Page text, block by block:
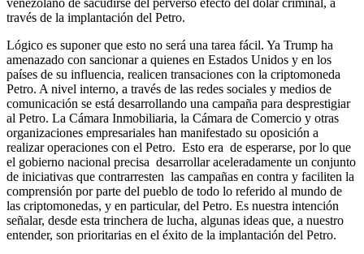
través de la implantación del Petro.
Lógico es suponer que esto no será una tarea fácil. Ya Trump ha
amenazado con sancionar a quienes en Estados Unidos y en los
países de su influencia, realicen transaciones con la criptomoneda
Petro. A nivel interno, a través de las redes sociales y medios de
comunicación se está desarrollando una campaña para desprestigiar
al Petro. La Cámara Inmobiliaria, la Cámara de Comercio y otras
organizaciones empresariales han manifestado su oposición a
realizar operaciones con el Petro. Esto era de esperarse, por lo que
el gobierno nacional precisa desarrollar aceleradamente un conjunto
de iniciativas que contrarresten las campañas en contra y faciliten la
comprensión por parte del pueblo de todo lo referido al mundo de
las criptomonedas, y en particular, del Petro. Es nuestra intención
señalar, desde esta trinchera de lucha, algunas ideas que, a nuestro
entender, son prioritarias en el éxito de la implantación del Petro.